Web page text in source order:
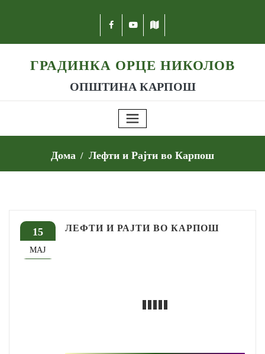
ГРАДИНКА ОРЦЕ НИКОЛОВ
ОПШТИНА КАРПОШ
Дома Лефти и Рајти во Карпош
15
МАЈ
ЛЕФТИ И РАЈТИ ВО КАРПОШ